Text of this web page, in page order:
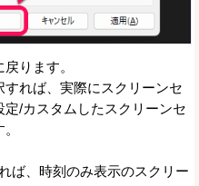
ります。
れば、実際にスクリーンセ
/カスタムしたスクリーンセ
ば、時刻のみ表示のスクリー